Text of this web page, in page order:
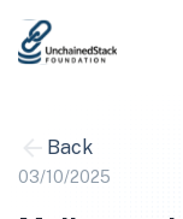
Skip
Back
03/10/2025